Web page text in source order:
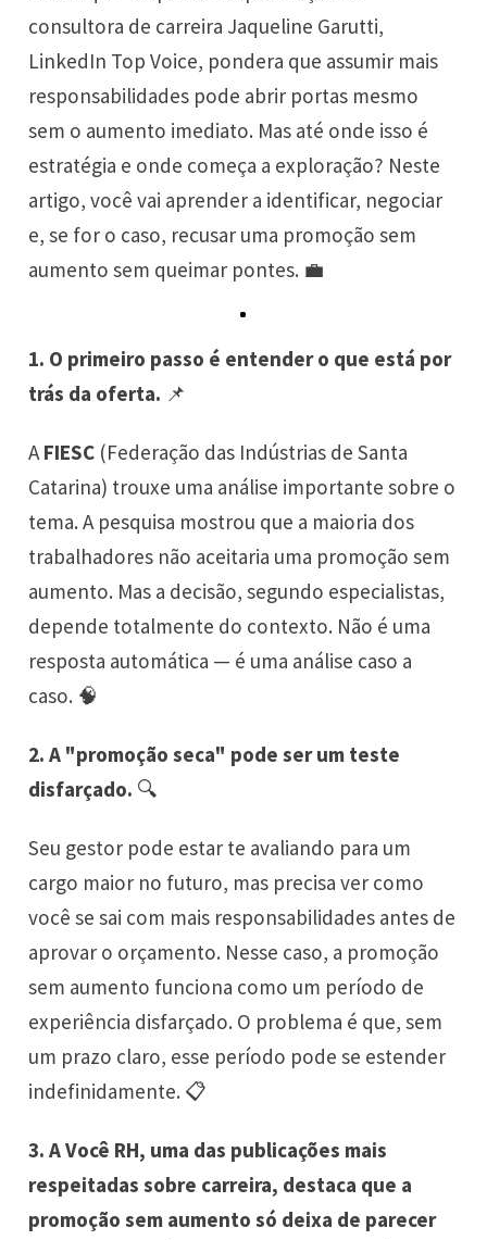
consultora de carreira Jaqueline Garutti,
LinkedIn Top Voice, pondera que assumir mais
responsabilidades pode abrir portas mesmo
sem o aumento imediato. Mas até onde isso é
estratégia e onde começa a exploração? Neste
artigo, você vai aprender a identificar, negociar
e, se for o caso, recusar uma promoção sem
aumento sem queimar pontes. 💼
1. O primeiro passo é entender o que está por
trás da oferta. 📌
AFIESC (Federação das Indústrias de Santa
Catarina) trouxe uma análise importante sobre o
tema. A pesquisa mostrou que a maioria dos
trabalhadores não aceitaria uma promoção sem
aumento. Mas a decisão, segundo especialistas,
depende totalmente do contexto. Não é uma
resposta automática — é uma análise caso a
caso. 🧠
2. A "promoção seca" pode ser um teste
disfarçado. 🔍
Seu gestor pode estar te avaliando para um
cargo maior no futuro, mas precisa ver como
você se sai com mais responsabilidades antes de
aprovar o orçamento. Nesse caso, a promoção
sem aumento funciona como um período de
experiência disfarçado. O problema é que, sem
um prazo claro, esse período pode se estender
indefinidamente. 📋
3. A Você RH, uma das publicações mais
respeitadas sobre carreira, destaca que a
promoção sem aumento só deixa de parecer